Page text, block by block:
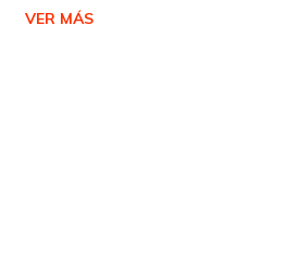
VER MÁS